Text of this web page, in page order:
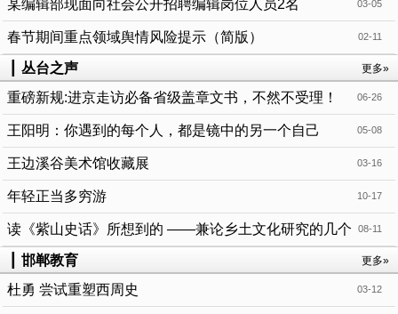
03-05
某编辑部现面向社会公开招聘编辑岗位人员2名
02-11
春节期间重点领域舆情风险提示（简版）
更多»
丛台之声
06-26
重磅新规:进京走访必备省级盖章文书，不然不受理！
05-08
王阳明：你遇到的每个人，都是镜中的另一个自己
03-16
王边溪谷美术馆收藏展
10-17
年轻正当多穷游
08-11
读《紫山史话》所想到的 ——兼论乡土文化研究的几个
问题 更多»
邯郸教育
03-12
杜勇 尝试重塑西周史